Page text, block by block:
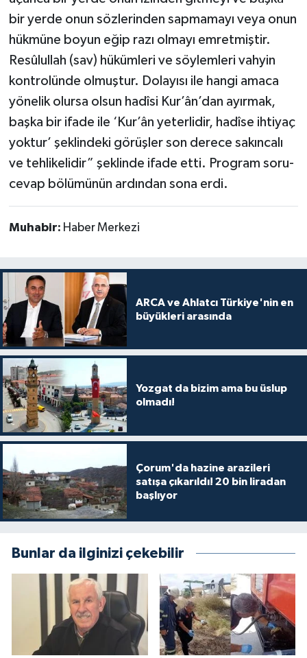
bir yerde onun sözlerinden sapmamayı veya onun
hükmüne boyun eğip razı olmayı emretmiştir.
Resûlullah (sav) hükümleri ve söylemleri vahyin
kontrolünde olmuştur. Dolayısı ile hangi amaca
yönelik olursa olsun hadîsi Kur’ân’dan ayırmak,
başka bir ifade ile ‘Kur’ân yeterlidir, hadîse ihtiyaç
yoktur’ şeklindeki görüşler son derece sakıncalı
ve tehlikelidir” şeklinde ifade etti. Program soru-
cevap bölümünün ardından sona erdi.
Muhabir: Haber Merkezi
ARCA ve Ahlatcı Türkiye'nin en
büyükleri arasında
Yozgat da bizim ama bu üslup
olmadı!
Çorum'da hazine arazileri
satışa çıkarıldı! 20 bin liradan
başlıyor
Bunlar da ilginizi çekebilir